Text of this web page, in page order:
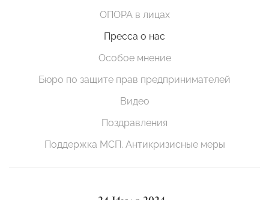
ОПОРА в лицах
Пресса о нас
Особое мнение
Бюро по защите прав предпринимателей
Видео
Поздравления
Поддержка МСП. Антикризисные меры